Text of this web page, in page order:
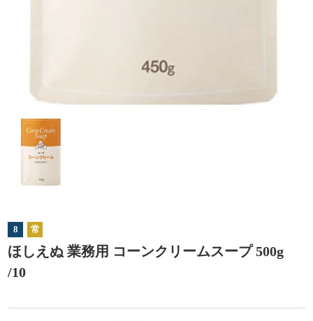
8 常
ほしえぬ 業務用 コーンクリームスープ 500g
/10